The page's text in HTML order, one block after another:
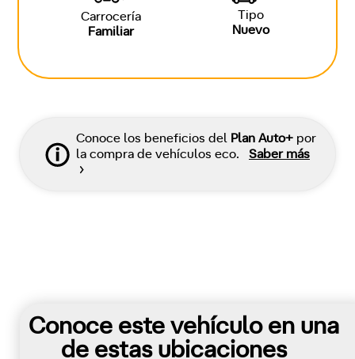
Carrocería
Familiar
Tipo
Nuevo
Conoce los beneficios del Plan Auto+ por
la compra de vehículos eco.
Saber más
Conoce este vehículo en una
de estas ubicaciones